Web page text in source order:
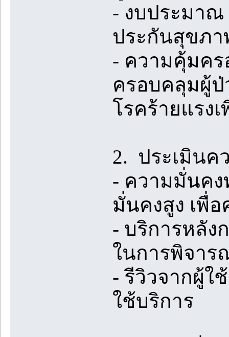
- งบประมาณ
ประกันสุขภา
- ความคุ้มคร
ครอบคลุมผู้ป่
โรคร้ายแรง
2. ประเมินค
- ความมั่นคง
มั่นคงสูง เพื่
- บริการหลัง
ในการพิจาร
- รีวิวจากผู้ใ
ใช้บริการ